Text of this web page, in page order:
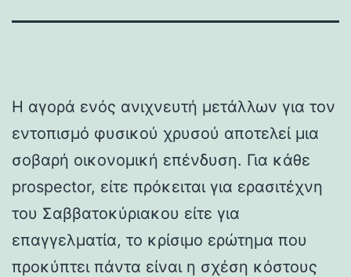
Η αγορά ενός ανιχνευτή μετάλλων για τον
εντοπισμό φυσικού χρυσού αποτελεί μια
σοβαρή οικονομική επένδυση. Για κάθε
prospector, είτε πρόκειται για ερασιτέχνη
του Σαββατοκύριακου είτε για
επαγγελματία, το κρίσιμο ερώτημα που
προκύπτει πάντα είναι η σχέση κόστους